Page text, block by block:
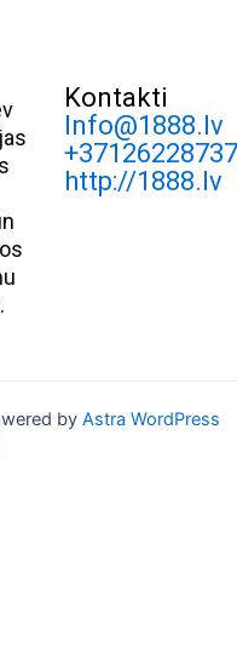
Kontakti
Info@1888.lv
http://1888.lv
by Astra WordPress